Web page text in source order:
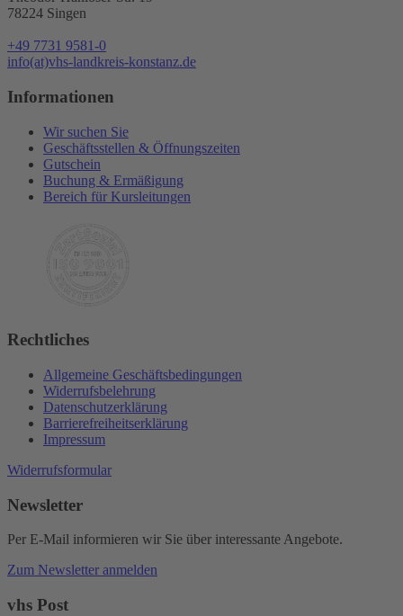
78224 Singen
+49 7731 9581-0
info(at)vhs-landkreis-konstanz.de
Informationen
Wir suchen Sie
Geschäftsstellen & Öffnungszeiten
Gutschein
Buchung & Ermäßigung
Bereich für Kursleitungen
Rechtliches
Allgemeine Geschäftsbedingungen
Widerrufsbelehrung
Datenschutzerklärung
Barrierefreiheitserklärung
Impressum
Widerrufsformular
Newsletter
Per E-Mail informieren wir Sie über interessante Angebote.
Zum Newsletter anmelden
vhs Post